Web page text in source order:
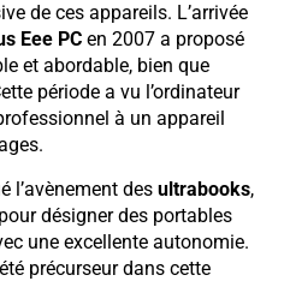
de ces appareils. L’arrivée
Eee PC en 2007 a proposé
et abordable, bien que
période a vu l’ordinateur
à un appareil
l’avènement des ultrabooks,
pour désigner des portables
une excellente autonomie.
précurseur dans cette